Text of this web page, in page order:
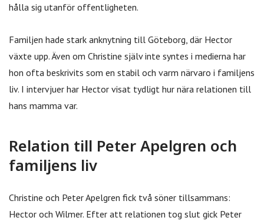
hålla sig utanför offentligheten.
Familjen hade stark anknytning till Göteborg, där Hector
växte upp. Även om Christine själv inte syntes i medierna har
hon ofta beskrivits som en stabil och varm närvaro i familjens
liv. I intervjuer har Hector visat tydligt hur nära relationen till
hans mamma var.
Relation till Peter Apelgren och
familjens liv
Christine och Peter Apelgren fick två söner tillsammans:
Hector och Wilmer. Efter att relationen tog slut gick Peter